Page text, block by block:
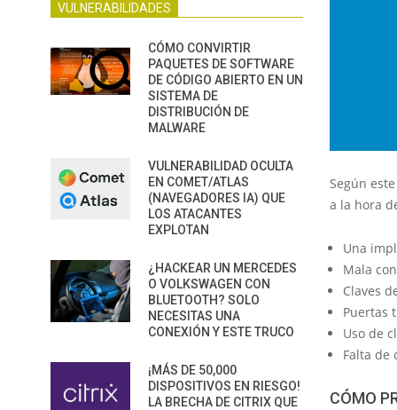
Según
a la hora
Una
Mala
Claves
Puertas
Uso de
Falta de
CÓMO
VULNERABILIDADES
CÓMO CONVIRTIR
PAQUETES DE SOFTWARE
DE CÓDIGO ABIERTO EN UN
SISTEMA DE
DISTRIBUCIÓN DE
MALWARE
VULNERABILIDAD OCULTA
EN COMET/ATLAS
(NAVEGADORES IA) QUE
LOS ATACANTES
EXPLOTAN
¿HACKEAR UN MERCEDES
O VOLKSWAGEN CON
BLUETOOTH? SOLO
NECESITAS UNA
CONEXIÓN Y ESTE TRUCO
¡MÁS DE 50,000
DISPOSITIVOS EN RIESGO!
LA BRECHA DE CITRIX QUE